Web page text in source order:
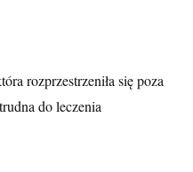
rozprzestrzeniła się poza
do leczenia